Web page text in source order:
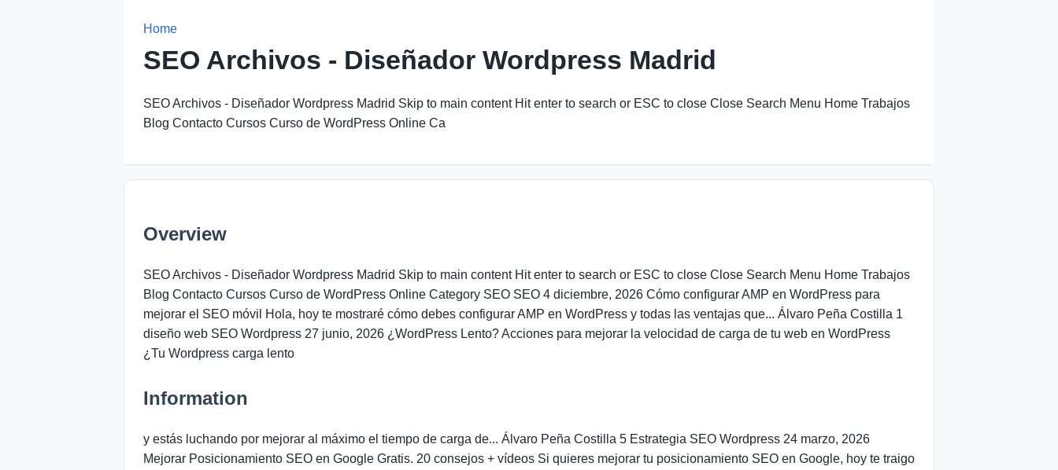
Home
SEO Archivos - Diseñador Wordpress Madrid
SEO Archivos - Diseñador Wordpress Madrid Skip to main content Hit enter to search or ESC to close Close Search Menu Home Trabajos
Blog Contacto Cursos Curso de WordPress Online Ca
Overview
SEO Archivos - Diseñador Wordpress Madrid Skip to main content Hit enter to search or ESC to close Close Search Menu Home Trabajos
Blog Contacto Cursos Curso de WordPress Online Category SEO SEO 4 diciembre, 2026 Cómo configurar AMP en WordPress para
mejorar el SEO móvil Hola, hoy te mostraré cómo debes configurar AMP en WordPress y todas las ventajas que... Álvaro Peña Costilla 1
diseño web SEO Wordpress 27 junio, 2026 ¿WordPress Lento? Acciones para mejorar la velocidad de carga de tu web en WordPress
¿Tu Wordpress carga lento
Information
y estás luchando por mejorar al máximo el tiempo de carga de... Álvaro Peña Costilla 5 Estrategia SEO Wordpress 24 marzo, 2026
Mejorar Posicionamiento SEO en Google Gratis. 20 consejos + vídeos Si quieres mejorar tu posicionamiento SEO en Google, hoy te traigo